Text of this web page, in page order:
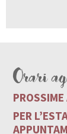
Orari
PER